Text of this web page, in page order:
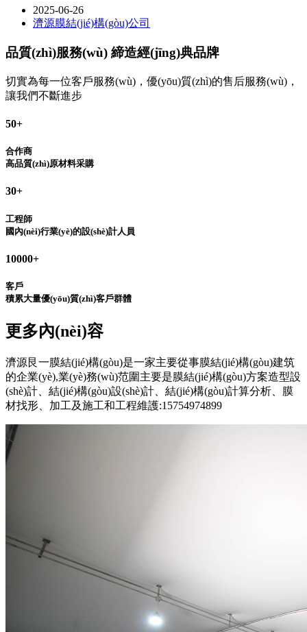
2025-06-26
濟源膜結(jié)構(gòu)公司
品質(zhì)服務(wù) 締造經(jīng)典品牌
切實為每一位客戶服務(wù)，優(yōu)質(zhì)的售后服務(wù)，
讓我們不斷進步
50+
合作商
高品質(zhì)原材料采購
30+
工程師
國內(nèi)行業(yè)的設(shè)計人員
10000+
客戶
積累大量優(yōu)質(zhì)客戶群體
更多內(nèi)容
濟源艮一膜結(jié)構(gòu)是一家主要從事膜結(jié)構(gòu)建筑
的企業(yè),業(yè)務(wù)范圍主要是膜結(jié)構(gòu)方案造型設
(shè)計、結(jié)構(gòu)設(shè)計、結(jié)構(gòu)計算分析、膜
材找形、加工及施工和工程維護:15754974899